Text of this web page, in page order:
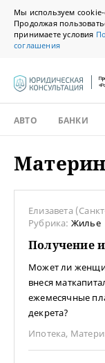
Мы используем
Продолжая
принимаете условия
соглашения
АВТО БАНКИ
Елизавета
Рубрика: Жилье
Получение
Может ли
внеся
ежемесячные
декрета?
Ипотека,